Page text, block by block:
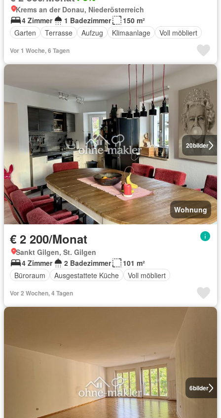
Krems an der Donau, Niederösterreich
4 Zimmer
1 Badezimmer
150 m²
Garten
Terrasse Aufzug Klimaanlage Voll möbliert
Vor 1 Woche, 6 Tagen
20bilder
Wohnung
€ 2 200/Monat
Sankt Gilgen, St. Gilgen
4 Zimmer
2 Badezimmer
101 m²
Büroraum
Ausgestattete Küche Voll möbliert
Vor 2 Wochen, 4 Tagen
6bilder